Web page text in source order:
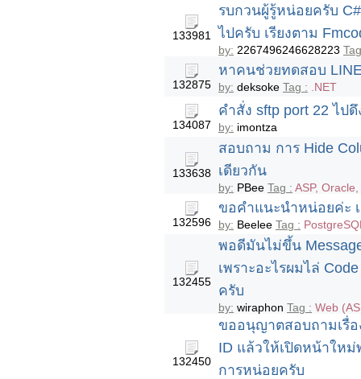
133981
รบกวนผู้รู้หน่อยครับ
ไปครับ เรียงตาม
by: 2267496246628223
132875
หาคนช่วยทดสอบ
by: deksoke Tag : .NET
134087
คำสั่ง sftp port 22 ไป
by: imontza
133638
สอบถาม การ Hide
เดียวกัน
by: PBee Tag : ASP,
132596
ขอคำแนะนำหน่อยค่ะ
by: Beelee Tag :
132455
พอดีมันไม่ขึ้น
เพราะอะไรผมไล่
ครับ
by: wiraphon Tag : Web
132450
ขออนุญาตสอบถามเรื่
ID แล้วให้เปิดหน้าให
การหน่อยครับ